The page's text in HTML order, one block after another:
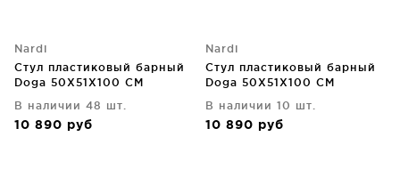
Nardi
Стул пластиковый барный
Doga 50X51X100 CM
В наличии 48 шт.
10 890 руб
Nardi
Стул пластиковый барный
Doga 50X51X100 CM
В наличии 10 шт.
10 890 руб